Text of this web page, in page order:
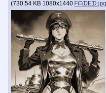
(730.54 KB 1080x1440 ᖴᗩᗪEᗪ.jpg